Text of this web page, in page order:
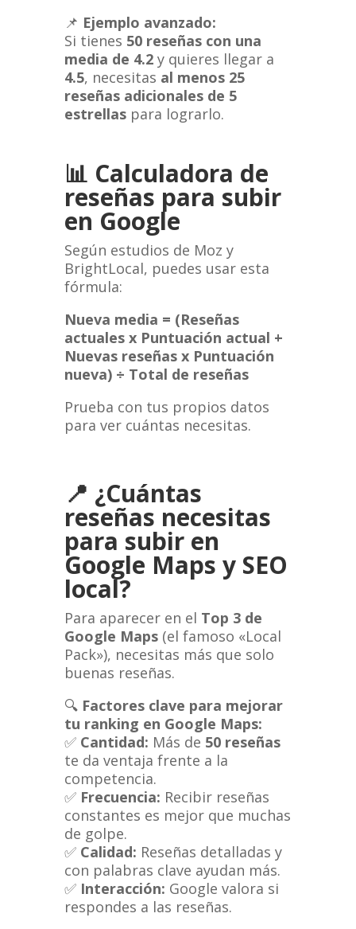
📌 Ejemplo avanzado:
Si tienes 50 reseñas con una
media de 4.2y quieres llegar a
4.5, necesitas al menos 25
reseñas adicionales de 5
estrellaspara lograrlo.
📊 Calculadora de
reseñas para subir
en Google
Según estudios de Moz y
BrightLocal, puedes usar esta
fórmula:
Nueva media = (Reseñas
actuales x Puntuación actual +
Nuevas reseñas x Puntuación
nueva) ÷ Total de reseñas
Prueba con tus propios datos
para ver cuántas necesitas.
📍 ¿Cuántas
reseñas necesitas
para subir en
Google Maps y SEO
local?
Para aparecer en el Top 3 de
Google Maps(el famoso «Local
Pack»), necesitas más que solo
buenas reseñas.
🔍 Factores clave para mejorar
tu ranking en Google Maps:
✅ Cantidad: Más de 50 reseñas
te da ventaja frente a la
competencia.
✅ Frecuencia: Recibir reseñas
constantes es mejor que muchas
de golpe.
✅ Calidad: Reseñas detalladas y
con palabras clave ayudan más.
✅ Interacción: Google valora si
respondes a las reseñas.